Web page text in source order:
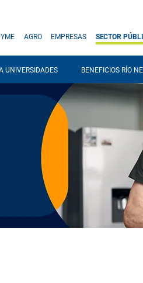
AGRO EMPRESAS SECTOR
UNIVERSIDADES BENEFICIOS RÍO